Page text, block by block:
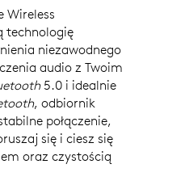
Wireless
technologię
niezawodnego
audio z Twoim
5.0 i idealnie
, odbiornik
połączenie,
się i ciesz się
oraz czystością